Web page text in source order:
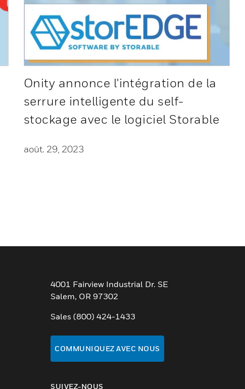
Onity annonce l'intégration de la
serrure intelligente du self-
stockage avec le logiciel Storable
août. 29, 2023
4001 Fairview Industrial Dr. SE
Salem, OR 97302
Sales (800) 424-1433
COMMUNIQUEZ AVEC NOUS
SUIVEZ-NOUS